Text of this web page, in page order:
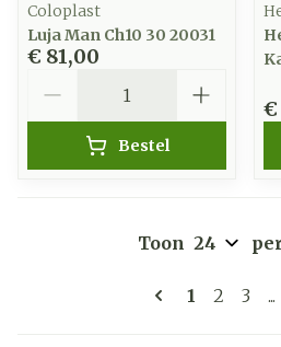
Coloplast
Luja Man Ch10 30 20031
€ 81,00
Bestel
€
U lees
1 Pagina
2 3 ...
Toon